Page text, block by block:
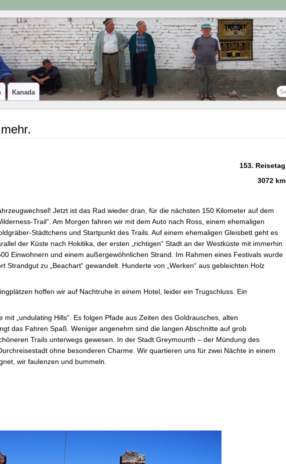
Kanada
153. Reisetag
3072 km
Jetzt ist das Rad wieder dran, für die nächsten 150 Kilometer auf dem
Trail“. Am Morgen fahren wir mit dem Auto nach Ross, einem ehemaligen
Städtchens und Startpunkt des Trails. Auf einem ehemaligen Gleisbett geht es
der Küste nach Hokitika, der ersten „richtigen“ Stadt an der Westküste mit immerhin
Einwohnern und einem außergewöhnlichen Strand. Im Rahmen eines Festivals wurde
Strandgut zu „Beachart“ gewandelt. Hunderte von „Werken“ aus gebleichten Holz
hoffen wir auf Nachtruhe in einem Hotel, leider ein Trugschluss. Ein
„undulating Hills“. Es folgen Pfade aus Zeiten des Goldrausches, alten
das Fahren Spaß. Weniger angenehm sind die langen Abschnitte auf grob
Trails unterwegs gewesen. In der Stadt Greymounth – der Mündung des
ohne besonderen Charme. Wir quartieren uns für zwei Nächte in einem
wir faulenzen und bummeln.